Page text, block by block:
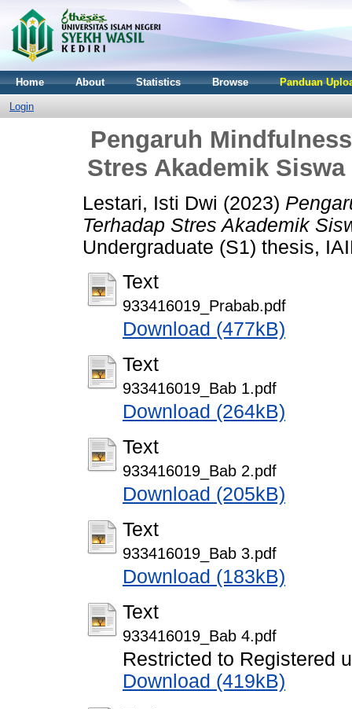
Home About Statistics Browse Panduan
Login
Pengaruh
Stres Akademik
Lestari, Isti Dwi (2023)
Terhadap Stres Akademik
Undergraduate (S1) thesis,
Text
933416019_Prabab.pdf
Download (477kB)
Text
933416019_Bab 1.pdf
Download (264kB)
Text
933416019_Bab 2.pdf
Download (205kB)
Text
933416019_Bab 3.pdf
Download (183kB)
Text
933416019_Bab 4.pdf
Restricted to Registered
Download (419kB)